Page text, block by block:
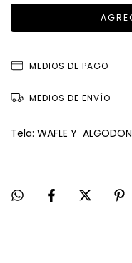
MEDIOS DE PAGO
MEDIOS DE ENVÍO
Tela: WAFLE Y ALGODON